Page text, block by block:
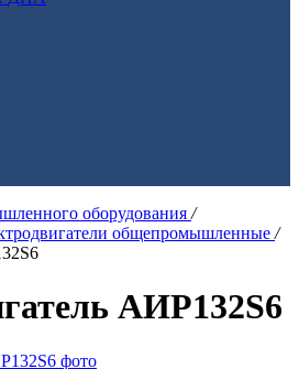
оборудования /
общепромышленные /
АИР132S6